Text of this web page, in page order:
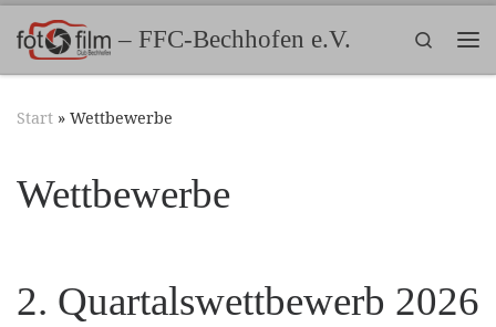
Zum Inhalt springen– FFC-Bechhofen e.V.
Search
Start » Wettbewerbe
Wettbewerbe
2. Quartalswettbewerb 2026